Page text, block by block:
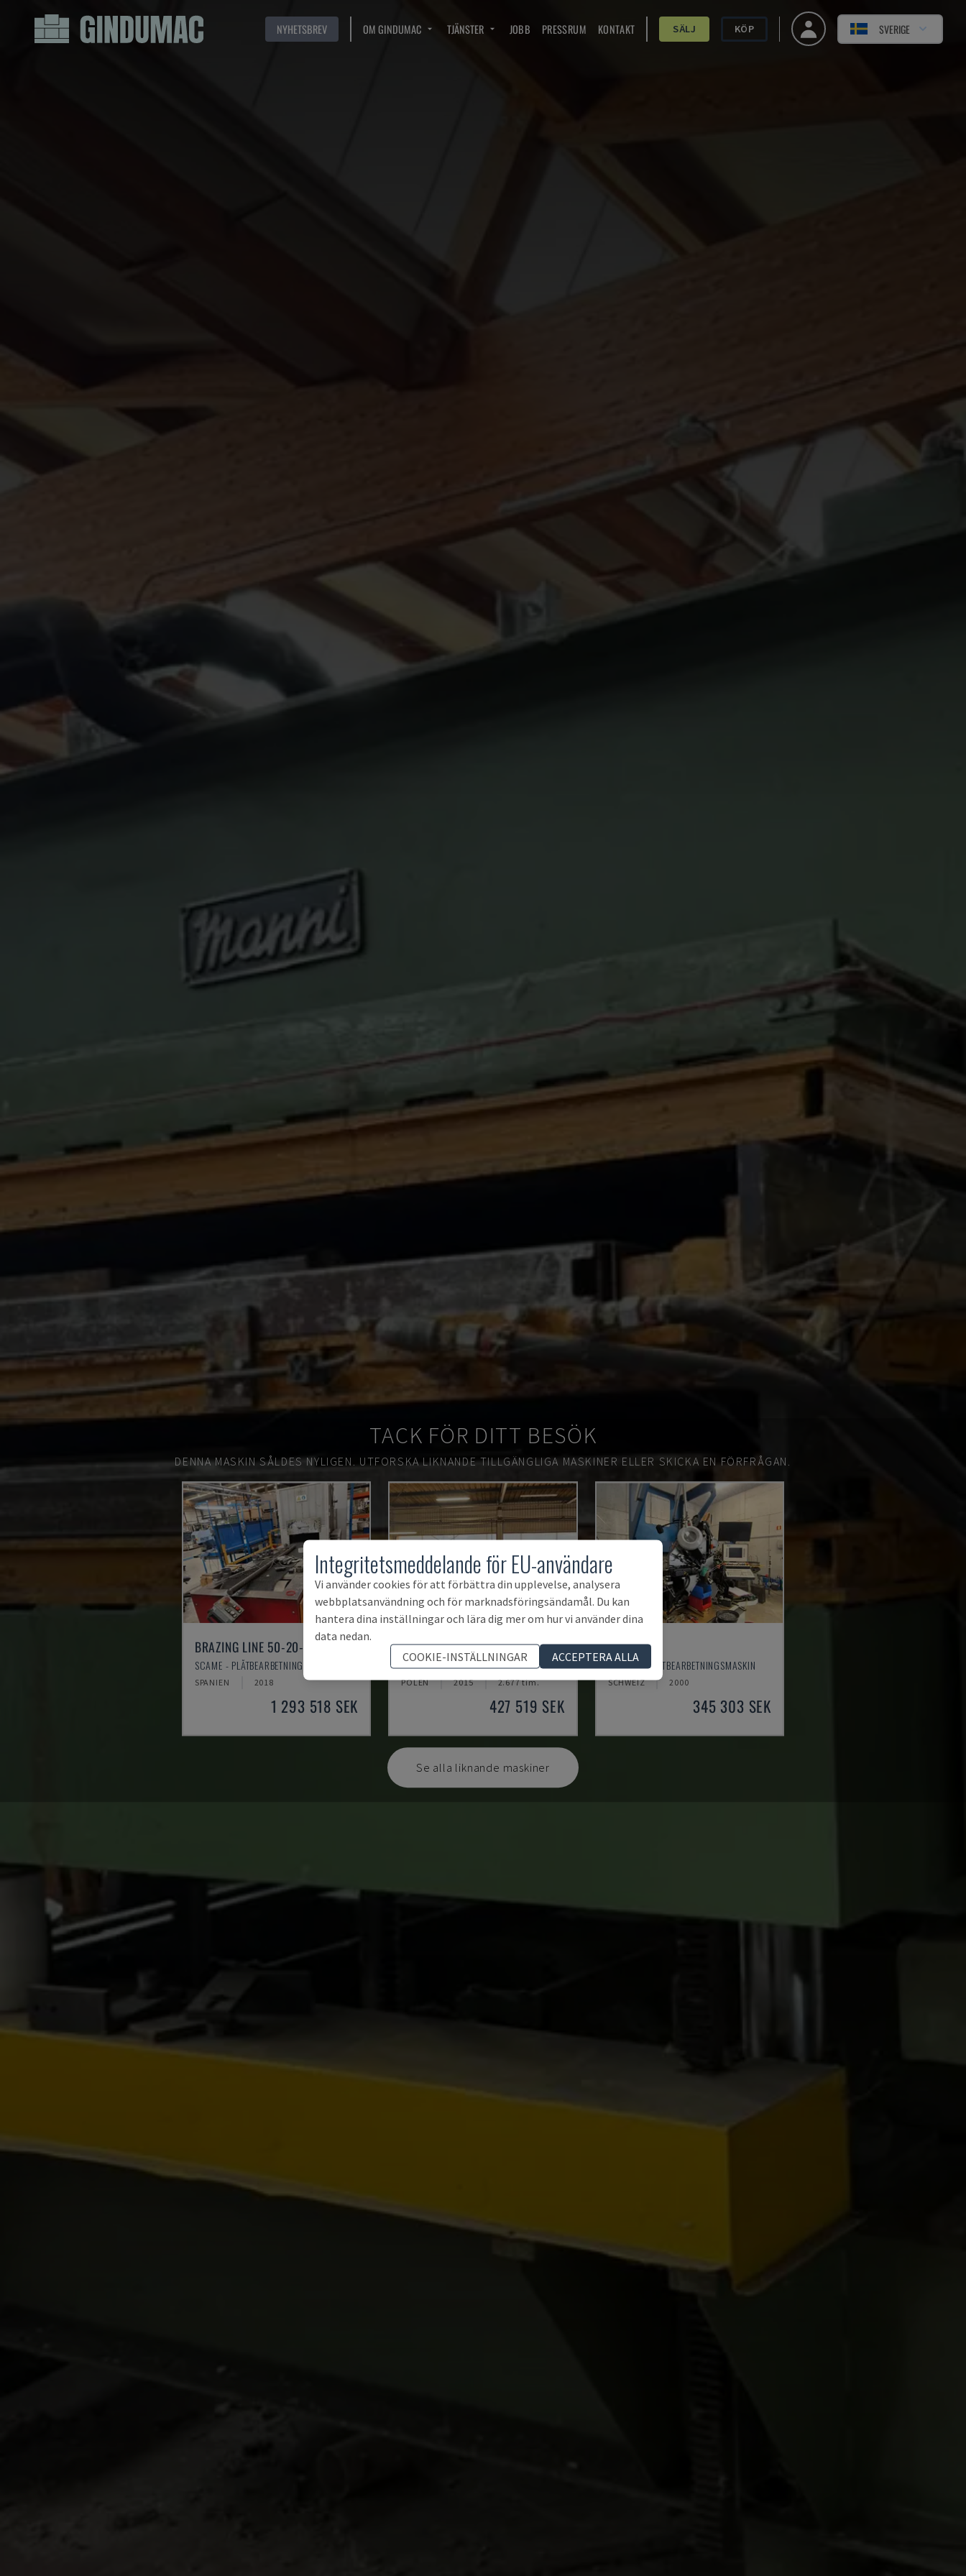
NYHETSBREV OM GINDUMAC TJÄNSTER JOBB PRESSRUM KONTAKT SÄLJ KÖP SVERIGE
TACK FÖR DITT BESÖK
DENNA MASKIN SÅLDES NYLIGEN. UTFORSKA LIKNANDE TILLGÄNGLIGA MASKINER ELLER SKICKA EN FÖRFRÅGAN.
BRAZING LINE 50-20-350-GI-DR
SCAME - PLÅTBEARBETNINGSMASKIN
SPANIEN 2018
1 293 518 SEK
HMP SIRIUS PLUS -3000/3-L1
PARS - PLÅTBEARBETNINGSMASKIN
POLEN 2015 2.677 tim.
427 519 SEK
FMU1
WAFIOS - PLÅTBEARBETNINGSMASKIN
SCHWEIZ 2000
345 303 SEK
Se alla liknande maskiner
Integritetsmeddelande för EU-användare
Vi använder cookies för att förbättra din upplevelse, analysera
webbplatsanvändning och för marknadsföringsändamål. Du kan
hantera dina inställningar och lära dig mer om hur vi använder dina
data nedan.
COOKIE-INSTÄLLNINGAR
ACCEPTERA ALLA